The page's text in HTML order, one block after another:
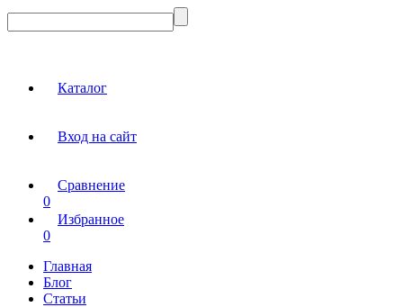
Каталог
Вход на сайт
Сравнение
0
Избранное
0
Главная
Блог
Статьи